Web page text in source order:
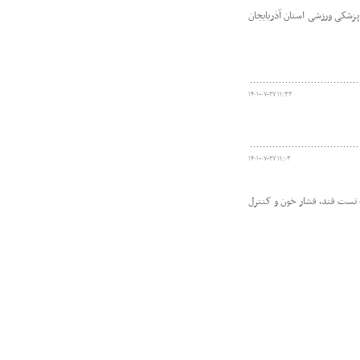
ورزشی استان آذربایجان
۱۴۰۱-۰۷-۲۷ ۱۱:۳۳
۱۴۰۱-۰۷-۲۷ ۱۱:۰۳
در این طرح مورد ارزیابی از جمله تست قند، فشار خون و کنترل